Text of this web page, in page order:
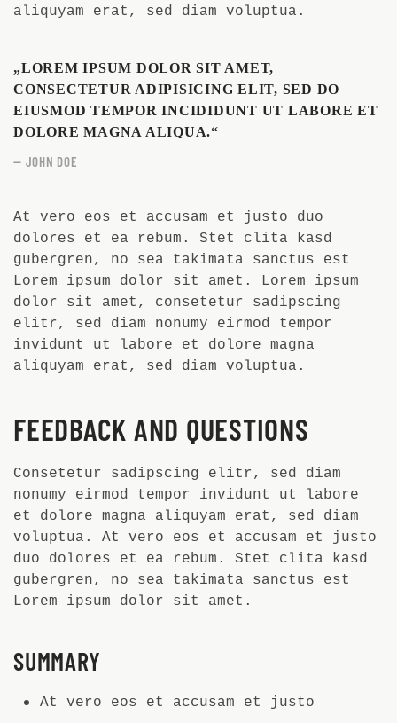
aliquyam erat, sed diam voluptua.
„LOREM IPSUM DOLOR SIT AMET,
CONSECTETUR ADIPISICING ELIT, SED DO
EIUSMOD TEMPOR INCIDIDUNT UT LABORE ET
DOLORE MAGNA ALIQUA.“
JOHN DOE
At vero eos et accusam et justo duo
dolores et ea rebum. Stet clita kasd
gubergren, no sea takimata sanctus est
Lorem ipsum dolor sit amet. Lorem ipsum
dolor sit amet, consetetur sadipscing
elitr, sed diam nonumy eirmod tempor
invidunt ut labore et dolore magna
aliquyam erat, sed diam voluptua.
FEEDBACK AND QUESTIONS
Consetetur sadipscing elitr, sed diam
nonumy eirmod tempor invidunt ut labore
et dolore magna aliquyam erat, sed diam
voluptua. At vero eos et accusam et justo
duo dolores et ea rebum. Stet clita kasd
gubergren, no sea takimata sanctus est
Lorem ipsum dolor sit amet.
SUMMARY
At vero eos et accusam et justo